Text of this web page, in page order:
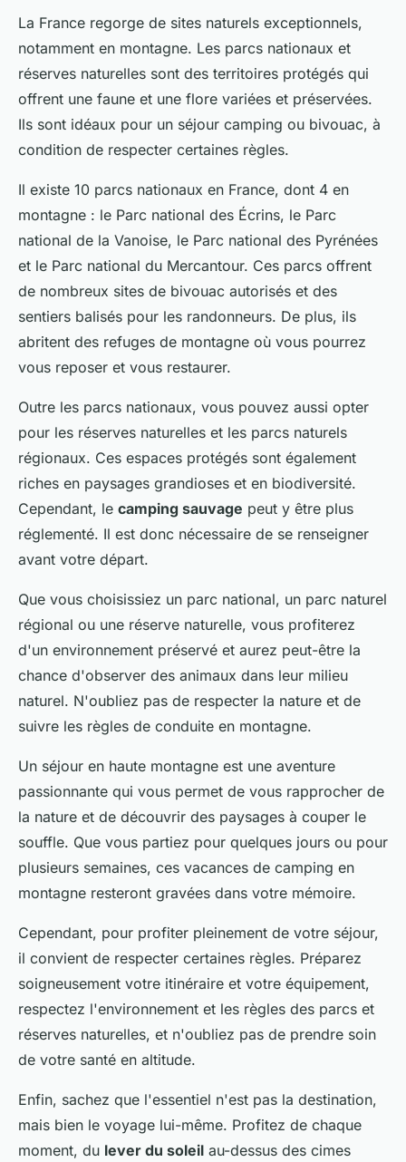
La France regorge de sites naturels exceptionnels,
notamment en montagne. Les parcs nationaux et
réserves naturelles sont des territoires protégés qui
offrent une faune et une flore variées et préservées.
Ils sont idéaux pour un séjour camping ou bivouac, à
condition de respecter certaines règles.
Il existe 10 parcs nationaux en France, dont 4 en
montagne : le Parc national des Écrins, le Parc
national de la Vanoise, le Parc national des Pyrénées
et le Parc national du Mercantour. Ces parcs offrent
de nombreux sites de bivouac autorisés et des
sentiers balisés pour les randonneurs. De plus, ils
abritent des refuges de montagne où vous pourrez
vous reposer et vous restaurer.
Outre les parcs nationaux, vous pouvez aussi opter
pour les réserves naturelles et les parcs naturels
régionaux. Ces espaces protégés sont également
riches en paysages grandioses et en biodiversité.
Cependant, le camping sauvage peut y être plus
réglementé. Il est donc nécessaire de se renseigner
avant votre départ.
Que vous choisissiez un parc national, un parc naturel
régional ou une réserve naturelle, vous profiterez
d'un environnement préservé et aurez peut-être la
chance d'observer des animaux dans leur milieu
naturel. N'oubliez pas de respecter la nature et de
suivre les règles de conduite en montagne.
Un séjour en haute montagne est une aventure
passionnante qui vous permet de vous rapprocher de
la nature et de découvrir des paysages à couper le
souffle. Que vous partiez pour quelques jours ou pour
plusieurs semaines, ces vacances de camping en
montagne resteront gravées dans votre mémoire.
Cependant, pour profiter pleinement de votre séjour,
il convient de respecter certaines règles. Préparez
soigneusement votre itinéraire et votre équipement,
respectez l'environnement et les règles des parcs et
réserves naturelles, et n'oubliez pas de prendre soin
de votre santé en altitude.
Enfin, sachez que l'essentiel n'est pas la destination,
mais bien le voyage lui-même. Profitez de chaque
moment, du lever du soleil au-dessus des cimes